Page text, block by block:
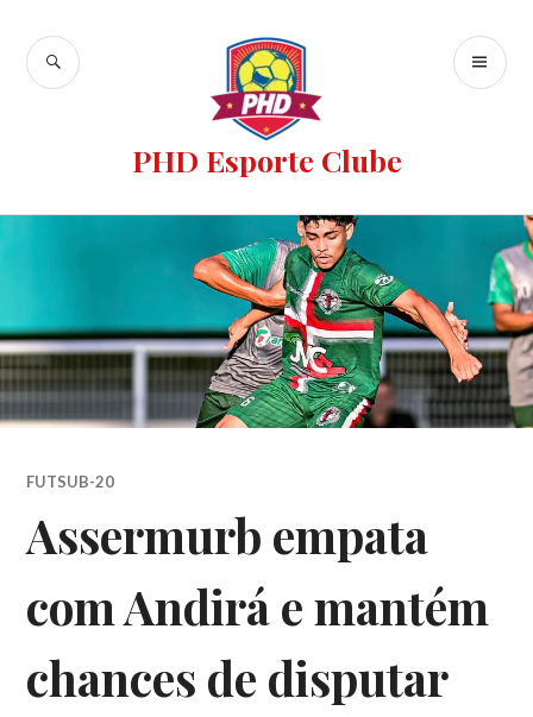
PHD Esporte Clube
FUTSUB-20
Assermurb empata
com Andirá e mantém
chances de disputar